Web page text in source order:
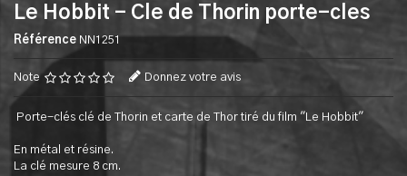
Le Hobbit - Cle de Thorin porte-cles
Référence NN1251
Note Donnez votre avis
Porte-clés clé de Thorin et carte de Thor tiré du film "Le Hobbit"
En métal et résine.
La clé mesure 8 cm.